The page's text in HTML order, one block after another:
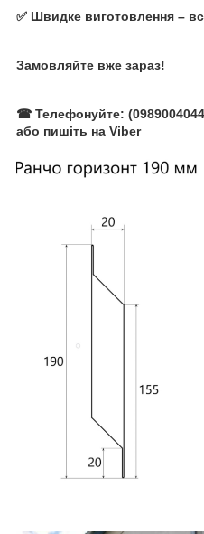
✅ Швидке виготовлення –
Замовляйте вже зараз!
☎ Телефонуйте:
або пишіть на Viber